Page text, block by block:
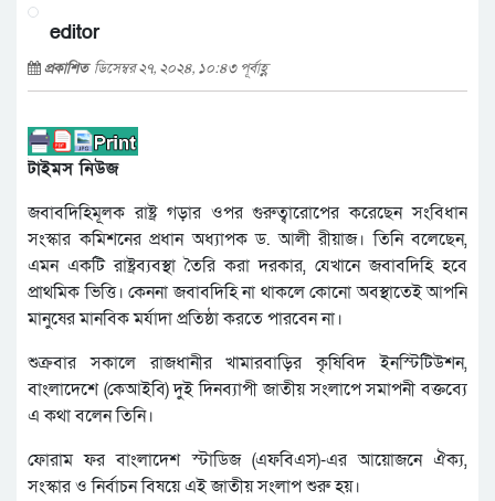
editor
প্রকাশিত ডিসেম্বর ২৭, ২০২৪, ১০:৪৩ পূর্বাহ্ণ
টাইমস নিউজ
জবাবদিহিমূলক রাষ্ট্র গড়ার ওপর গুরুত্বারোপের করেছেন সংবিধান
সংস্কার কমিশনের প্রধান অধ্যাপক ড. আলী রীয়াজ। তিনি বলেছেন,
এমন একটি রাষ্ট্রব্যবস্থা তৈরি করা দরকার, যেখানে জবাবদিহি হবে
প্রাথমিক ভিত্তি। কেননা জবাবদিহি না থাকলে কোনো অবস্থাতেই আপনি
মানুষের মানবিক মর্যাদা প্রতিষ্ঠা করতে পারবেন না।
শুক্রবার সকালে রাজধানীর খামারবাড়ির কৃষিবিদ ইনস্টিটিউশন,
বাংলাদেশে (কেআইবি) দুই দিনব্যাপী জাতীয় সংলাপে সমাপনী বক্তব্যে
এ কথা বলেন তিনি।
ফোরাম ফর বাংলাদেশ স্টাডিজ (এফবিএস)-এর আয়োজনে ঐক্য,
সংস্কার ও নির্বাচন বিষয়ে এই জাতীয় সংলাপ শুরু হয়।